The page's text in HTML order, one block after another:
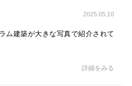
2025.05.10
ム建築が大きな写真で紹介されて
詳細をみる